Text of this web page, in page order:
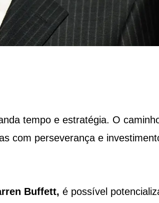
tempo e estratégia. O
com perseverança e
Buffett, é possível